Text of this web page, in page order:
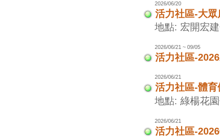
2026/06/20
活力社區-大眾
地點: 宏開宏
2026/06/21 ~ 09/05
活力社區-
2026/06/21
活力社區-體
地點: 綠楊花
2026/06/21
活力社區-